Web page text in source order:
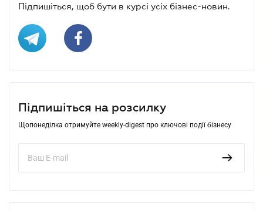
Підпишіться, щоб бути в курсі усіх бізнес-новин.
Підпишіться на розсилку
Щопонеділка отримуйте weekly-digest про ключові події бізнесу